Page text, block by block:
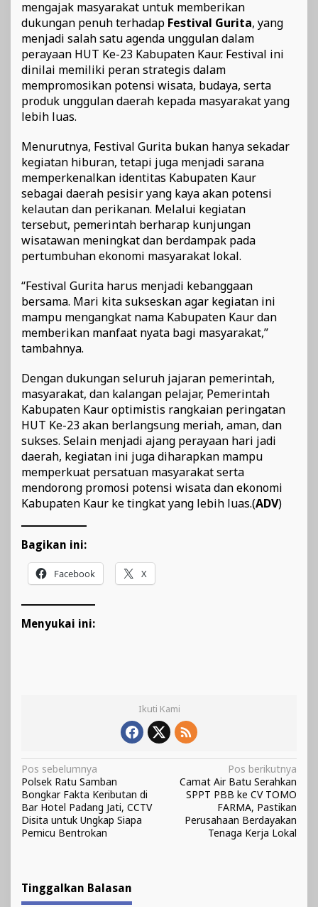
mengajak masyarakat untuk memberikan
dukungan penuh terhadap Festival Gurita, yang
menjadi salah satu agenda unggulan dalam
perayaan HUT Ke-23 Kabupaten Kaur. Festival ini
dinilai memiliki peran strategis dalam
mempromosikan potensi wisata, budaya, serta
produk unggulan daerah kepada masyarakat yang
lebih luas.
Menurutnya, Festival Gurita bukan hanya sekadar
kegiatan hiburan, tetapi juga menjadi sarana
memperkenalkan identitas Kabupaten Kaur
sebagai daerah pesisir yang kaya akan potensi
kelautan dan perikanan. Melalui kegiatan
tersebut, pemerintah berharap kunjungan
wisatawan meningkat dan berdampak pada
pertumbuhan ekonomi masyarakat lokal.
“Festival Gurita harus menjadi kebanggaan
bersama. Mari kita sukseskan agar kegiatan ini
mampu mengangkat nama Kabupaten Kaur dan
memberikan manfaat nyata bagi masyarakat,”
tambahnya.
Dengan dukungan seluruh jajaran pemerintah,
masyarakat, dan kalangan pelajar, Pemerintah
Kabupaten Kaur optimistis rangkaian peringatan
HUT Ke-23 akan berlangsung meriah, aman, dan
sukses. Selain menjadi ajang perayaan hari jadi
daerah, kegiatan ini juga diharapkan mampu
memperkuat persatuan masyarakat serta
mendorong promosi potensi wisata dan ekonomi
Kabupaten Kaur ke tingkat yang lebih luas.(ADV)
Bagikan ini:
Facebook X
Menyukai ini:
Ikuti Kami
Navigasi
pos
Pos sebelumnya
Polsek Ratu Samban
Bongkar Fakta Keributan di
Bar Hotel Padang Jati, CCTV
Disita untuk Ungkap Siapa
Pemicu Bentrokan
Pos berikutnya
Camat Air Batu Serahkan
SPPT PBB ke CV TOMO
FARMA, Pastikan
Perusahaan Berdayakan
Tenaga Kerja Lokal
Tinggalkan Balasan